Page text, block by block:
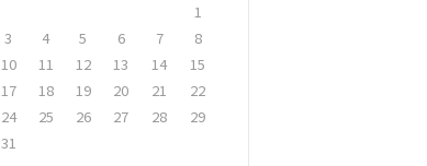
1
3 4 5 6 7
8
10 11 12 13 14
15
17 18 19 20 21
22
24 25 26 27 28
29
31